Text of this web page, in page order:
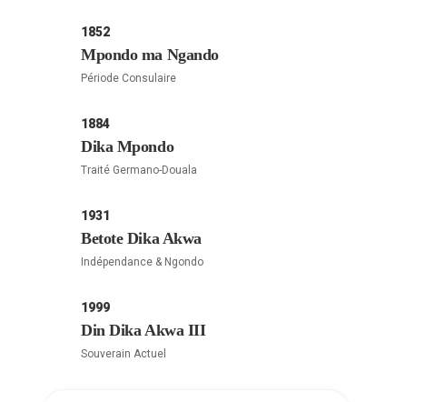
1852
Mpondo ma Ngando
Période Consulaire
1884
Dika Mpondo
Traité Germano-Douala
1931
Betote Dika Akwa
Indépendance & Ngondo
1999
Din Dika Akwa III
Souverain Actuel